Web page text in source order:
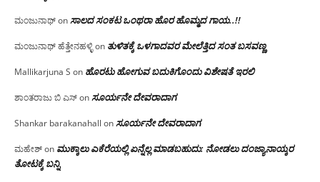
ಮಂಜುನಾಥ್onಸಾಲದ ಸಂಕಟ ಒಂಥರಾ ಹೊರ ಹೊಮ್ಮದ ಗಾಯ..!!
ಮಂಜುನಾಥ್ ಹೆತ್ತೇನಹಳ್ಳಿon ತುಳಿತಕ್ಕೆ ಒಳಗಾದವರ ಮೇಲೆತ್ತಿದ ಸಂತ ಬಸವಣ್ಣ
Mallikarjuna S on ಹೊರಟು ಹೋಗುವ ಬದುಕಿಗೊಂದು ವಿಶೇಷತೆ ಇರಲಿ
ಶಾಂತರಾಜು ಬಿ ಎಸ್onಸೂರ್ಯನೇ ದೇವರಾದಾಗ
Shankar barakanahall onಸೂರ್ಯನೇ ದೇವರಾದಾಗ
ಮಹೇಶ್on ಮುಕ್ಕಾಲು ಎಕೆರೆಯಲ್ಲಿ ಏನ್ನೆಲ್ಲ‌ ಮಾಡಬಹುದು: ನೋಡಲು ದಂಜ್ಯಾನಾಯ್ಕರ
ತೋಟಕ್ಕೆ ಬನ್ನಿ